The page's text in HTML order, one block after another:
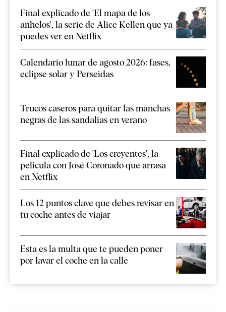
Final explicado de 'El mapa de los
anhelos', la serie de Alice Kellen que ya
puedes ver en Netflix
Calendario lunar de agosto 2026: fases,
eclipse solar y Perseidas
Trucos caseros para quitar las manchas
negras de las sandalias en verano
Final explicado de 'Los creyentes', la
película con José Coronado que arrasa
en Netflix
Los 12 puntos clave que debes revisar en
tu coche antes de viajar
Esta es la multa que te pueden poner
por lavar el coche en la calle